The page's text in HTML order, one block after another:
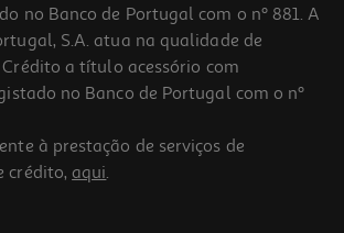
14 - O Big Jim Acredita De Dav Pilkey
no Banco de Portugal com o nº 881. A
S.A. atua na qualidade de
a título acessório com
no Banco de Portugal com o nº
à prestação de serviços de
crédito, aqui.